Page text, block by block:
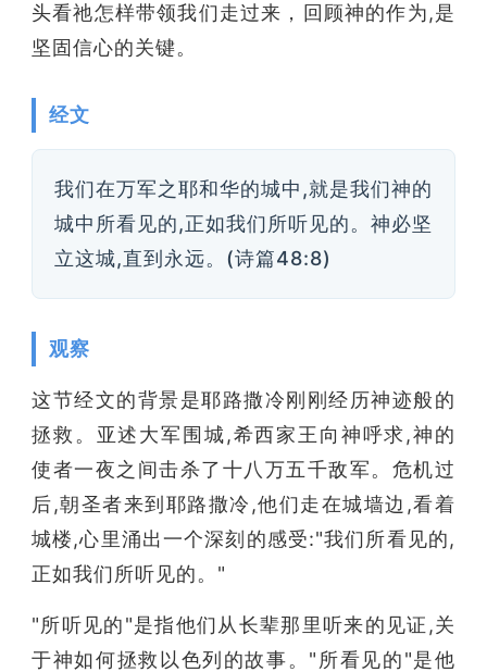
头看祂怎样带领我们走过来，回顾神的作为,是
坚固信心的关键。
经文
我们在万军之耶和华的城中,就是我们神的
城中所看见的,正如我们所听见的。神必坚
立这城,直到永远。(诗篇48:8)
观察
这节经文的背景是耶路撒冷刚刚经历神迹般的
拯救。亚述大军围城,希西家王向神呼求,神的
使者一夜之间击杀了十八万五千敌军。危机过
后,朝圣者来到耶路撒冷,他们走在城墙边,看着
城楼,心里涌出一个深刻的感受:"我们所看见的,
正如我们所听见的。"
"所听见的"是指他们从长辈那里听来的见证,关
于神如何拯救以色列的故事。"所看见的"是他